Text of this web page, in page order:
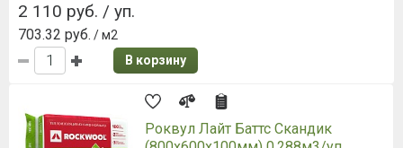
2 110 руб. / уп.
703.32 руб. / м2
В корзину
Роквул Лайт Баттс Скандик